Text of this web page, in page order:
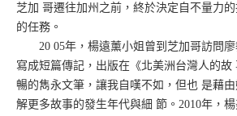
芝加 哥遷往加州之前，終於決定自不量力
的任務。
20 05年，楊遠薰小姐曾到芝加哥訪問廖
寫成短篇傳記，出版在《北美洲台灣人的故
暢的雋永文筆，讓我自嘆不如，但也 是藉
解更多故事的發生年代與細 節。2010年，